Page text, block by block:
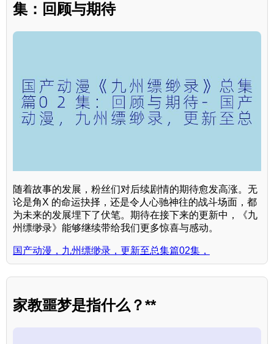
集：回顾与期待
随着故事的发展，粉丝们对后续剧情的期待愈发高涨。无
论是角X 的命运抉择，还是令人心驰神往的战斗场面，都
为未来的发展埋下了伏笔。期待在接下来的更新中，《九
州缥缈录》能够继续带给我们更多惊喜与感动。
国产动漫，九州缥缈录，更新至总集篇02集，
家教噩梦是指什么？**